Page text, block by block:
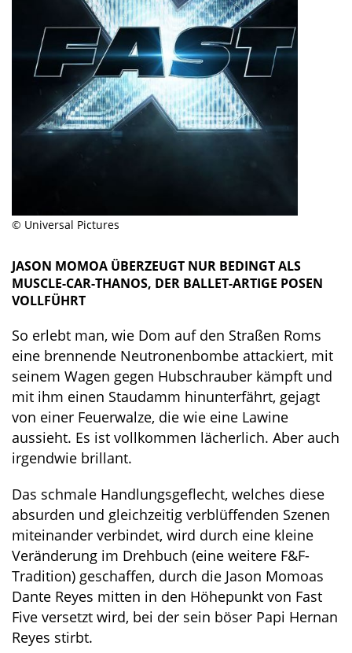
© Universal Pictures
JASON MOMOA ÜBERZEUGT NUR BEDINGT ALS
MUSCLE-CAR-THANOS, DER BALLET-ARTIGE POSEN
VOLLFÜHRT
So erlebt man, wie Dom auf den Straßen Roms
eine brennende Neutronenbombe attackiert, mit
seinem Wagen gegen Hubschrauber kämpft und
mit ihm einen Staudamm hinunterfährt, gejagt
von einer Feuerwalze, die wie eine Lawine
aussieht. Es ist vollkommen lächerlich. Aber auch
irgendwie brillant.
Das schmale Handlungsgeflecht, welches diese
absurden und gleichzeitig verblüffenden Szenen
miteinander verbindet, wird durch eine kleine
Veränderung im Drehbuch (eine weitere F&F-
Tradition) geschaffen, durch die Jason Momoas
Dante Reyes mitten in den Höhepunkt von Fast
Five versetzt wird, bei der sein böser Papi Hernan
Reyes stirbt.